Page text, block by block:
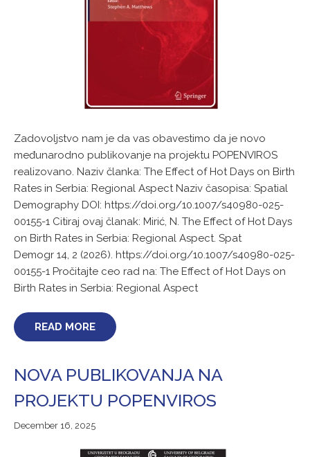
Zadovoljstvo nam je da vas obavestimo da je novo
međunarodno publikovanje na projektu POPENVIROS
realizovano. Naziv članka: The Effect of Hot Days on Birth
Rates in Serbia: Regional Aspect Naziv časopisa: Spatial
Demography DOI: https://doi.org/10.1007/s40980-025-
00155-1 Citiraj ovaj članak: Mirić, N. The Effect of Hot Days
on Birth Rates in Serbia: Regional Aspect. Spat
Demogr 14, 2 (2026). https://doi.org/10.1007/s40980-025-
00155-1 Pročitajte ceo rad na: The Effect of Hot Days on
Birth Rates in Serbia: Regional Aspect
READ MORE
NOVA PUBLIKOVANJA NA
PROJEKTU POPENVIROS
December 16, 2025December
2025